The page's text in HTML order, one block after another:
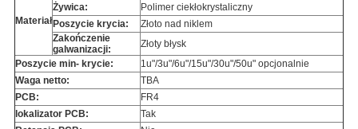
Materiał
Żywica:
Polimer ciekłokrystaliczny
Poszycie krycia:
Złoto nad niklem
Zakończenie
galwanizacji:
Złoty błysk
Poszycie min- krycie:
1u"/3u"/6u"/15u"/30u"/50u" opcjonalnie
Waga netto:
TBA
PCB:
FR4
lokalizator PCB:
Tak